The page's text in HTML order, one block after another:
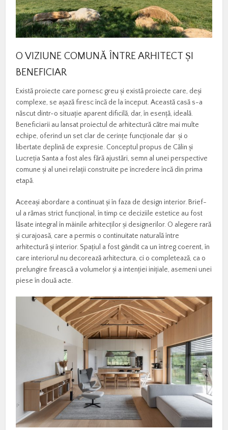
O VIZIUNE COMUNĂ ÎNTRE ARHITECT ȘI
BENEFICIAR
Există proiecte care pornesc greu și există proiecte care, deși
complexe, se așază firesc încă de la început. Această casă s-a
născut dintr-o situație aparent dificilă, dar, în esență, ideală.
Beneficiarii au lansat proiectul de arhitectură către mai multe
echipe, oferind un set clar de cerințe funcționale dar și o
libertate deplină de expresie. Conceptul propus de Călin și
Lucreția Santa a fost ales fără ajustări, semn al unei perspective
comune și al unei relații construite pe încredere încă din prima
etapă.
Aceeași abordare a continuat și în faza de design interior. Brief-
ul a rămas strict funcțional, în timp ce deciziile estetice au fost
lăsate integral în mâinile arhitecților și designerilor. O alegere rară
și curajoasă, care a permis o continuitate naturală între
arhitectură și interior. Spațiul a fost gândit ca un întreg coerent, în
care interiorul nu decorează arhitectura, ci o completează, ca o
prelungire firească a volumelor și a intenției inițiale, asemeni unei
piese în două acte.